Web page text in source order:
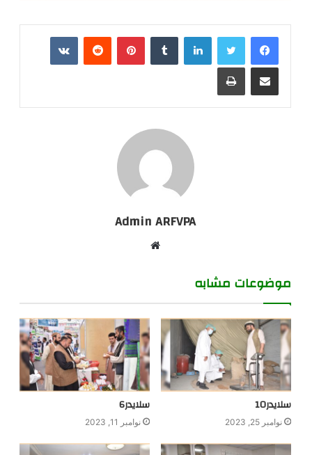
LinkedIn
Tumblr
Pinterest
Reddit
VKontakte
Share via Email
Print
Admin ARFVPA
موضوعات مشابه
سلایدر10
نوامبر 25, 2023
سلایدر6
نوامبر 11, 2023